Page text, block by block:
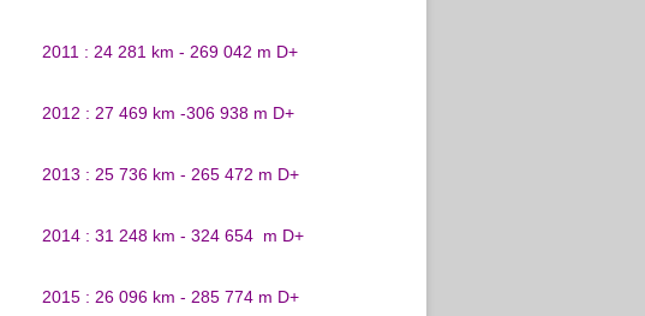
2011 : 24 281 km - 269 042 m D+
2012 : 27 469 km -306 938 m D+
2013 : 25 736 km - 265 472 m D+
2014 : 31 248 km - 324 654 m D+
2015 : 26 096 km - 285 774 m D+